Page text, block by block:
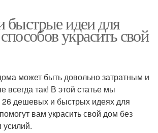
идеи для
украсить свой
может быть довольно затратным и
всегда так! В этой статье мы
дешевых и быстрых идеях для
вам украсить свой дом без
усилий.